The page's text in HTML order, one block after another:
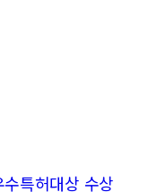
특허대상 수상